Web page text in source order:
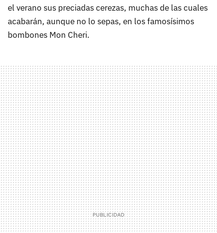
el verano sus preciadas cerezas, muchas de las cuales
acabarán, aunque no lo sepas, en los famosísimos
bombones Mon Cheri.